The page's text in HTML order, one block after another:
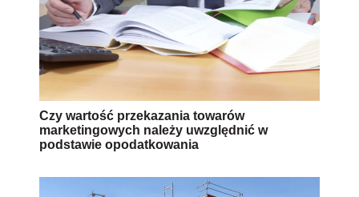
Czy wartość przekazania towarów
marketingowych należy uwzględnić w
podstawie opodatkowania